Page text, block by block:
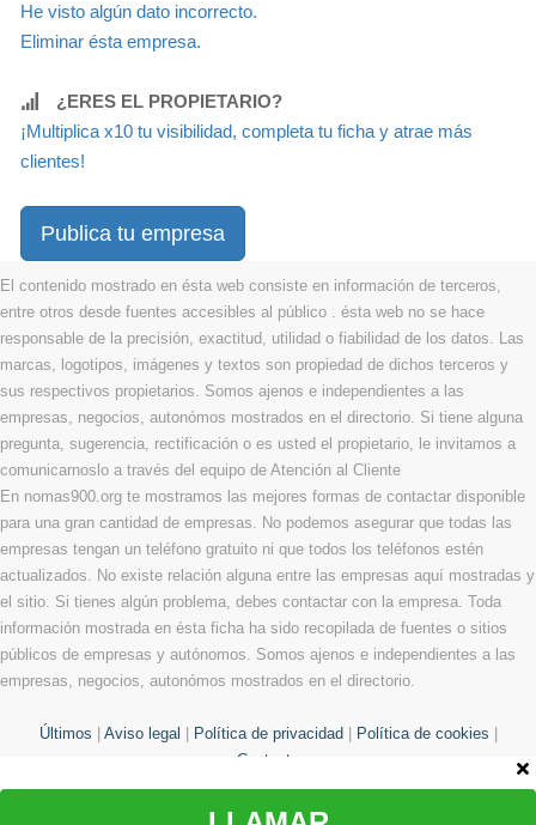
He visto algún dato incorrecto.
Eliminar ésta empresa.
¿ERES EL PROPIETARIO?
¡Multiplica x10 tu visibilidad, completa tu ficha y atrae más
clientes!
Publica tu empresa
El contenido mostrado en ésta web consiste en información de terceros,
entre otros desde fuentes accesibles al público . ésta web no se hace
responsable de la precisión, exactitud, utilidad o fiabilidad de los datos. Las
marcas, logotipos, imágenes y textos son propiedad de dichos terceros y
sus respectivos propietarios. Somos ajenos e independientes a las
empresas, negocios, autonómos mostrados en el directorio. Si tiene alguna
pregunta, sugerencia, rectificación o es usted el propietario, le invitamos a
comunicarnoslo a través del equipo de Atención al Cliente
En nomas900.org te mostramos las mejores formas de contactar disponible
para una gran cantidad de empresas. No podemos asegurar que todas las
empresas tengan un teléfono gratuito ni que todos los teléfonos estén
actualizados. No existe relación alguna entre las empresas aquí mostradas y
el sitio. Si tienes algún problema, debes contactar con la empresa. Toda
información mostrada en ésta ficha ha sido recopilada de fuentes o sitios
públicos de empresas y autónomos. Somos ajenos e independientes a las
empresas, negocios, autonómos mostrados en el directorio.
Últimos Aviso legal Política de privacidad Política de cookies
Contacto